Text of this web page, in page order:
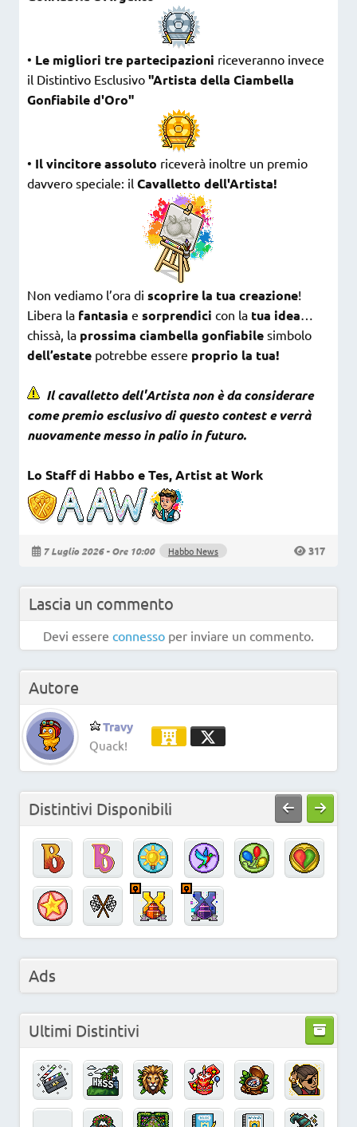
• Le migliori tre partecipazioni riceveranno invece
il Distintivo Esclusivo "Artista della Ciambella
Gonfiabile d'Oro"
• Il vincitore assoluto riceverà inoltre un premio
davvero speciale: il Cavalletto dell'Artista!
Non vediamo l’ora di scoprire la tua creazione!
Libera la fantasia e sorprendici con la tua idea…
chissà, la prossima ciambella gonfiabile simbolo
dell’estate potrebbe essere proprio la tua!
Il cavalletto dell'Artista non è da considerare
come premio esclusivo di questo contest e verrà
nuovamente messo in palio in futuro.
Lo Staff di Habbo e Tes, Artist at Work
7 Luglio 2026 - Ore 10:00 Habbo News 317
Lascia un commento
Devi essere connesso per inviare un commento.
Autore
Travy
Quack!
Distintivi Disponibili
Ads
Ultimi Distintivi